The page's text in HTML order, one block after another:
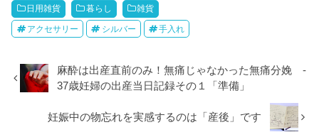
日用雑貨 暮らし 雑貨
アクセサリー シルバー 手入れ
麻酔は出産直前のみ！無痛じゃなかった無痛分娩 -
37歳妊婦の出産当日記録その１「準備」
妊娠中の物忘れを実感するのは「産後」です